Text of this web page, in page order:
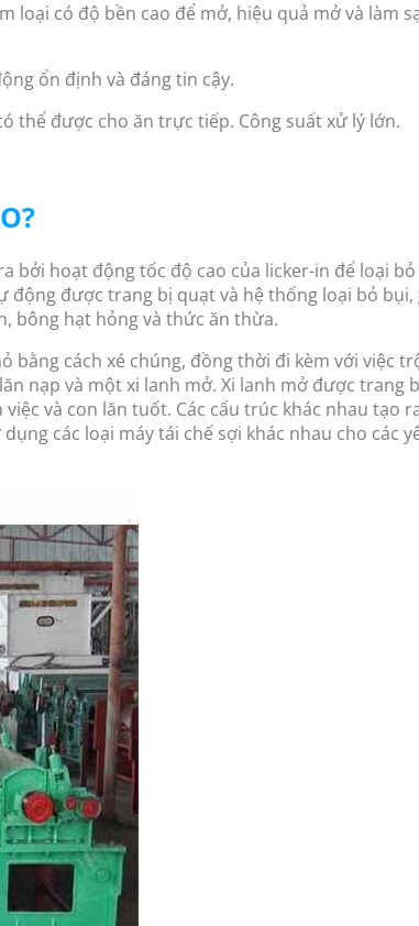
loại có độ bền cao để mở, hiệu quả mở và làm
ổn định và đáng tin cậy.
thể được cho ăn trực tiếp. Công suất xử lý lớn.
bởi hoạt động tốc độ cao của licker-in để loại
động được trang bị quạt và hệ thống loại bỏ bụi,
bông hạt hỏng và thức ăn thừa.
cách xé chúng, đồng thời đi kèm với việc
nạp và một xi lanh mở. Xi lanh mở được trang
và con lăn tuốt. Các cấu trúc khác nhau tạo
các loại máy tái chế sợi khác nhau cho các